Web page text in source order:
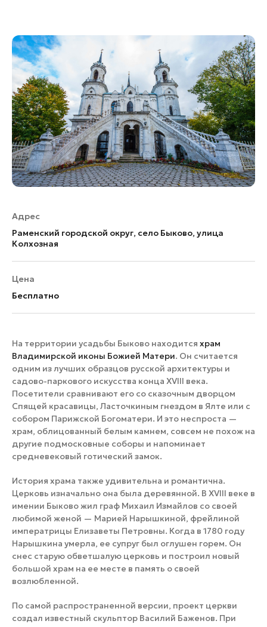
Адрес
Раменский городской округ, село Быково, улица
Колхозная
Цена
Бесплатно
На территории усадьбы Быково находится храм
Владимирской иконы Божией Матери. Он считается
одним из лучших образцов русской архитектуры и
садово-паркового искусства конца XVIII века.
Посетители сравнивают его со сказочным дворцом
Спящей красавицы, Ласточкиным гнездом в Ялте или с
собором Парижской Богоматери. И это неспроста —
храм, облицованный белым камнем, совсем не похож на
другие подмосковные соборы и напоминает
средневековый готический замок.
История храма также удивительна и романтична.
Церковь изначально она была деревянной. В XVIII веке в
имении Быково жил граф Михаил Измайлов со своей
любимой женой — Марией Нарышкиной, фрейлиной
императрицы Елизаветы Петровны. Когда в 1780 году
Нарышкина умерла, ее супруг был оглушен горем. Он
снес старую обветшалую церковь и построил новый
большой храм на ее месте в память о своей
возлюбленной.
По самой распространенной версии, проект церкви
создал известный скульптор Василий Баженов. При